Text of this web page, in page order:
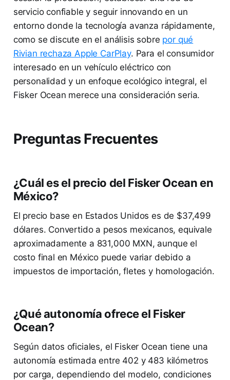
servicio confiable y seguir innovando en un
entorno donde la tecnología avanza rápidamente,
como se discute en el análisis sobre por qué
Rivian rechaza Apple CarPlay. Para el consumidor
interesado en un vehículo eléctrico con
personalidad y un enfoque ecológico integral, el
Fisker Ocean merece una consideración seria.
Preguntas Frecuentes
¿Cuál es el precio del Fisker Ocean en
México?
El precio base en Estados Unidos es de $37,499
dólares. Convertido a pesos mexicanos, equivale
aproximadamente a 831,000 MXN, aunque el
costo final en México puede variar debido a
impuestos de importación, fletes y homologación.
¿Qué autonomía ofrece el Fisker
Ocean?
Según datos oficiales, el Fisker Ocean tiene una
autonomía estimada entre 402 y 483 kilómetros
por carga, dependiendo del modelo, condiciones